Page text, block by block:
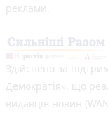
реклами.
Здійснено за
Демократія», що
видавців новин